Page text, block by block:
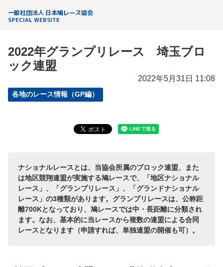
一般社団法人 日本鳩レース協会
SPECIAL WEBSITE
2022年グランプリレース 埼玉ブロ
ック連盟
2022年5月31日 11:08
各地のレース情報（GP編）
ナショナルレースとは、当協会所属のブロック連盟、また
は地区競翔連盟が実施する鳩レースで、「地区ナショナル
レース」、「グランプリレース」、「グランドナショナル
レース」の3種類があります。グランプリレースは、公称距
離700Kとなっており、鳩レースでは中・長距離に分類され
ます。なお、基本的に当レースから複数の連盟による合同
レースとなります（申請すれば、単独連盟の開催も可）。